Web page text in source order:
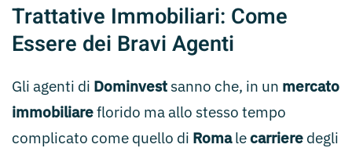
Trattative Immobiliari: Come
Essere dei Bravi Agenti
Gli agenti di Dominvest sanno che, in un mercato
immobiliareflorido ma allo stesso tempo
complicato come quello di Romalecarriere degli